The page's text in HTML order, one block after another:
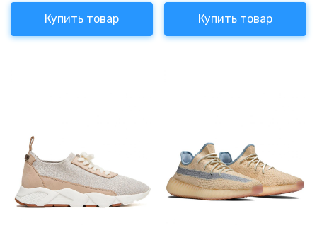
Купить товар Купить товар